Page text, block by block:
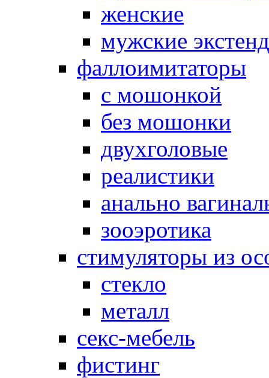
женские
мужские
фаллоимитаторы
с мошонкой
без мошонки
двухголовые
реалистики
анально
зооэротика
стимуляторы из
стекло
металл
секс-мебель
фистинг